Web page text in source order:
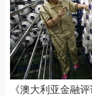
《澳大利亚金融